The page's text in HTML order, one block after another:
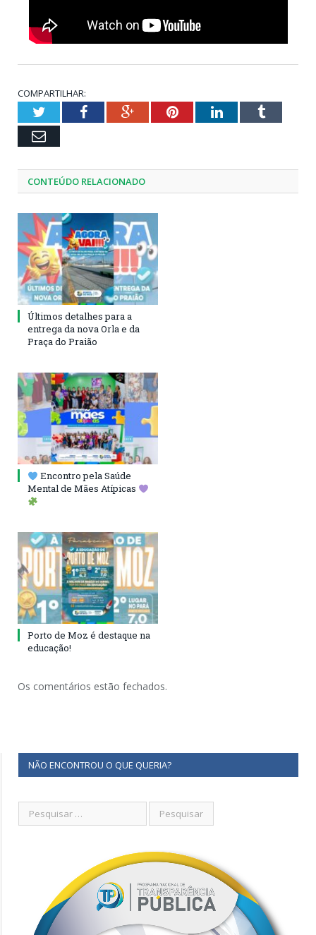
COMPARTILHAR:
TwitterFacebookGoogle+PinterestLinkedInTumblr
Email
CONTEÚDO RELACIONADO
Últimos detalhes para a
entrega da nova Orla e da
Praça do Praião
Encontro pela Saúde
Mental de Mães Atípicas
Porto de Moz é destaque na
educação!
Os comentários estão fechados.
NÃO ENCONTROU O QUE QUERIA?